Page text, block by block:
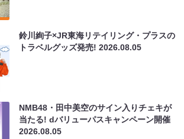
鈴川絢子×JR東海リテイリング・プラスの
トラベルグッズ発売!2026.08.05
NMB48・田中美空のサイン入りチェキが
当たる! dバリューパスキャンペーン開催
2026.08.05